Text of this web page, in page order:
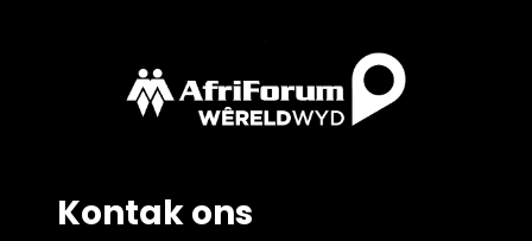
Kontak ons